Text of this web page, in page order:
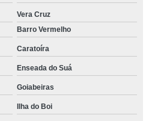
Vera Cruz
Barro Vermelho
Caratoíra
Enseada do Suá
Goiabeiras
Ilha do Boi